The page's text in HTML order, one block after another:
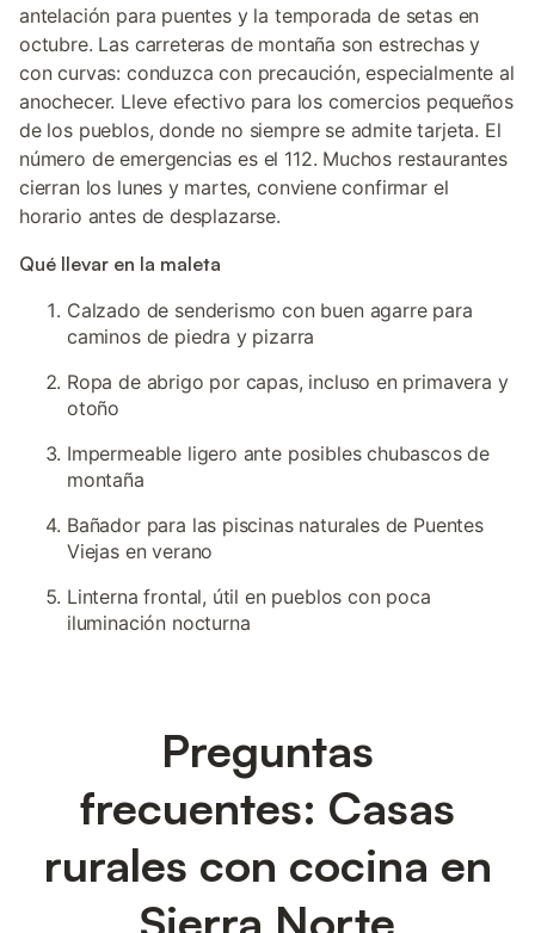
antelación para puentes y la temporada de setas en
octubre. Las carreteras de montaña son estrechas y
con curvas: conduzca con precaución, especialmente al
anochecer. Lleve efectivo para los comercios pequeños
de los pueblos, donde no siempre se admite tarjeta. El
número de emergencias es el 112. Muchos restaurantes
cierran los lunes y martes, conviene confirmar el
horario antes de desplazarse.
Qué llevar en la maleta
Calzado de senderismo con buen agarre para
caminos de piedra y pizarra
Ropa de abrigo por capas, incluso en primavera y
otoño
Impermeable ligero ante posibles chubascos de
montaña
Bañador para las piscinas naturales de Puentes
Viejas en verano
Linterna frontal, útil en pueblos con poca
iluminación nocturna
Preguntas
frecuentes: Casas
rurales con cocina en
Sierra Norte